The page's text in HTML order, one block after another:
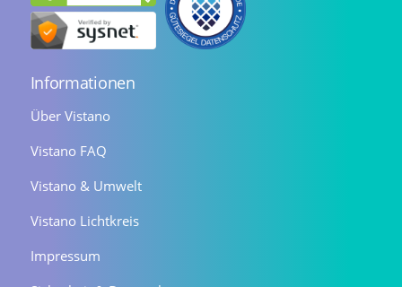
Informationen
Über Vistano
Vistano FAQ
Vistano & Umwelt
Vistano Lichtkreis
Impressum